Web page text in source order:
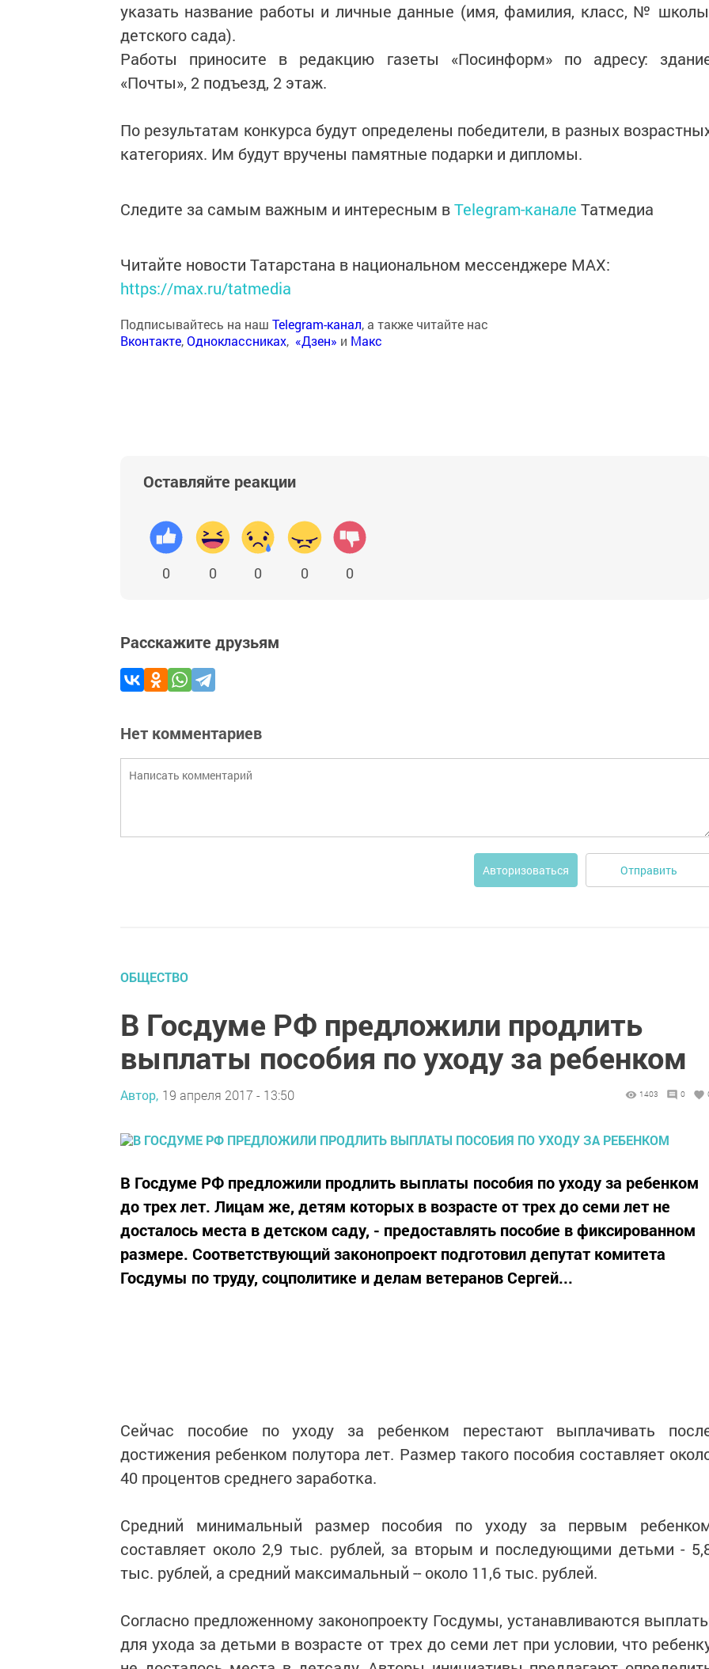
указать название работы и личные данные (имя, фамилия, класс, №
детского сада).
Работы приносите в редакцию газеты «Посинформ» по адресу:
«Почты», 2 подъезд, 2 этаж.
По результатам конкурса будут определены победители, в разных
категориях. Им будут вручены памятные подарки и дипломы.
Следите за самым важным и интересным вTelegram-канале Татмедиа
Читайте новости Татарстана в национальном мессенджере MАХ:
https://max.ru/tatmedia
Подписывайтесь на наш Telegram-канал, а также читайте нас
Вконтакте,Одноклассниках, «Дзен» и Макс
Оставляйте реакции
0 0 0 0 0
Расскажите друзьям
Нет комментариев
Авторизоваться Отправить
ОБЩЕСТВО
В Госдуме РФ предложили продлить
выплаты пособия по уходу за ребенком
Автор, 19 апреля 2017 - 13:50 1403 0
В Госдуме РФ предложили продлить выплаты пособия по уходу за ребенком
до трех лет. Лицам же, детям которых в возрасте от трех до семи лет не
досталось места в детском саду, - предоставлять пособие в фиксированном
размере. Соответствующий законопроект подготовил депутат комитета
Госдумы по труду, соцполитике и делам ветеранов Сергей...
Сейчас пособие по уходу за ребенком перестают выплачивать
достижения ребенком полутора лет. Размер такого пособия составляет
40 процентов среднего заработка.
Средний минимальный размер пособия по уходу за первым
составляет около 2,9 тыс. рублей, за вторым и последующими детьми -
тыс. рублей, а средний максимальный -- около 11,6 тыс. рублей.
Согласно предложенному законопроекту Госдумы, устанавливаются
для ухода за детьми в возрасте от трех до семи лет при условии, что